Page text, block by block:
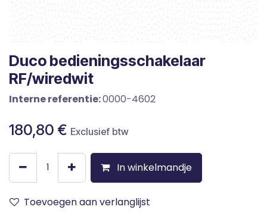
Duco bedieningsschakelaar
RF/wiredwit
Interne referentie:0000-4602
180,80 € Exclusief btw
In winkelmandje
Toevoegen aan verlanglijst